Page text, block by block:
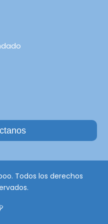
Todos los derechos